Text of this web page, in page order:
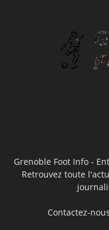
Grenoble Foot Info -
Retrouvez toute
Contactez-